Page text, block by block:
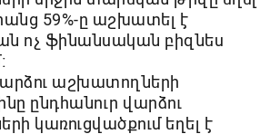
59%-ը աշխատել է
ոչ ֆինանսական բիզնես
աշխատողների
ընդհանուր վարձու
կառուցվածքում եղել է